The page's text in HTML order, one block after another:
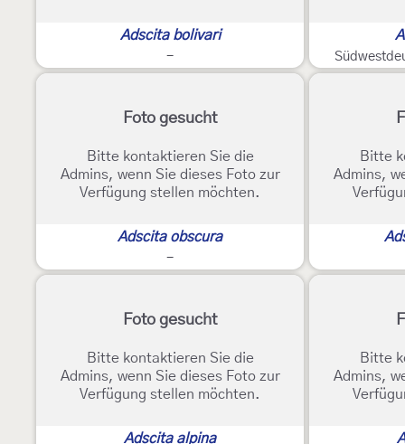
Adscita bolivari
-
Foto gesucht
Bitte kontaktieren Sie die
Admins, wenn Sie dieses Foto zur
Verfügung stellen möchten.
Adscita obscura
-
Bitte
Admins,
Foto gesucht
Bitte kontaktieren Sie die
Admins, wenn Sie dieses Foto zur
Verfügung stellen möchten.
Adscita alpina
Bitte
Admins,